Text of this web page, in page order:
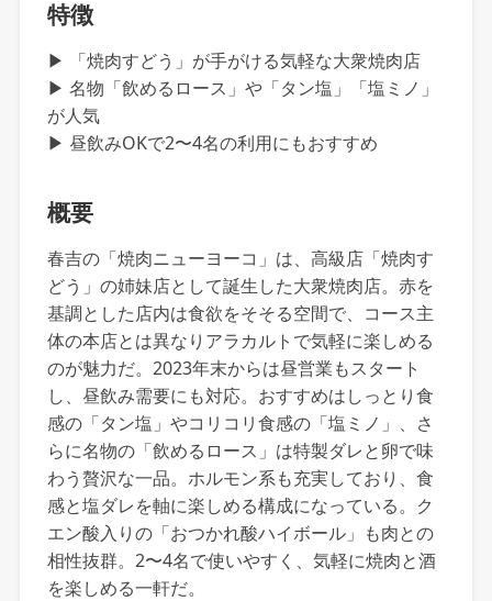
特徴
▶ 「焼肉すどう」が手がける気軽な大衆焼肉店
▶ 名物「飲めるロース」や「タン塩」「塩ミノ」
が人気
▶ 昼飲みOKで2〜4名の利用にもおすすめ
概要
春吉の「焼肉ニューヨーコ」は、高級店「焼肉す
どう」の姉妹店として誕生した大衆焼肉店。赤を
基調とした店内は食欲をそそる空間で、コース主
体の本店とは異なりアラカルトで気軽に楽しめる
のが魅力だ。2023年末からは昼営業もスタート
し、昼飲み需要にも対応。おすすめはしっとり食
感の「タン塩」やコリコリ食感の「塩ミノ」、さ
らに名物の「飲めるロース」は特製ダレと卵で味
わう贅沢な一品。ホルモン系も充実しており、食
感と塩ダレを軸に楽しめる構成になっている。ク
エン酸入りの「おつかれ酸ハイボール」も肉との
相性抜群。2〜4名で使いやすく、気軽に焼肉と酒
を楽しめる一軒だ。